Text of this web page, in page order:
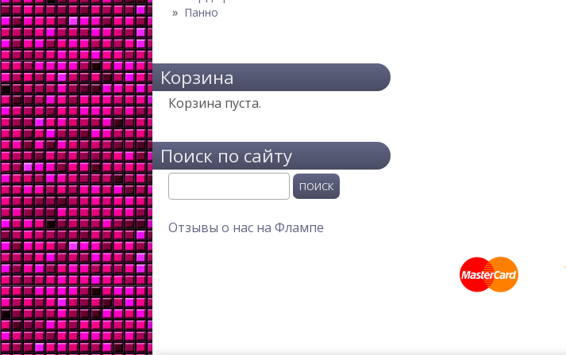
Панно
Корзина
Корзина пуста.
Поиск по сайту
Отзывы о нас на Флампе